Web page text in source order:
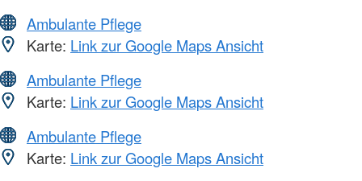
Ambulante Pflege
Karte: Link zur Google Maps Ansicht
Ambulante Pflege
Karte: Link zur Google Maps Ansicht
Ambulante Pflege
Karte: Link zur Google Maps Ansicht